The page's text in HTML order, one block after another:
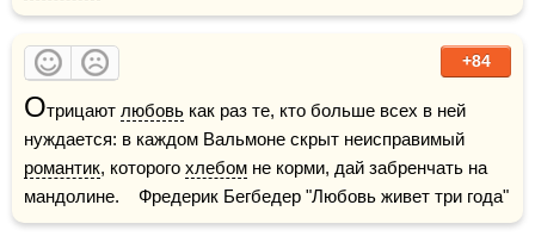
+84
Отрицают любовь как раз те, кто больше всех в ней
романтик, которого хлебом не корми, дай забренчать на